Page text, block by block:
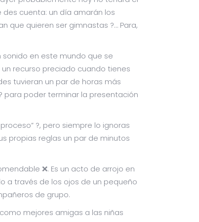
cuenta: un día amarán los
que quieren ser gimnastas ?… Para,
sonido en este mundo que se
recurso preciado cuando tienes
tuvieran un par de horas más
para poder terminar la presentación
?, pero siempre lo ignoras
propias reglas un par de minutos
❌. Es un acto de arrojo en
a través de los ojos de un pequeño
de grupo.
mejores amigas a las niñas